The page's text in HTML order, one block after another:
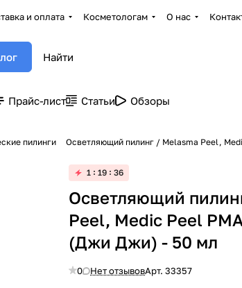
и оплата Косметологам О нас
Прайс-лист Статьи Обзоры
пилинги Осветляющий пилинг / Melasma Peel,
1 19 36
Осветляющий
Peel, Medic Peel
(Джи Джи) - 50 мл
0 Нет отзывовАрт.33357